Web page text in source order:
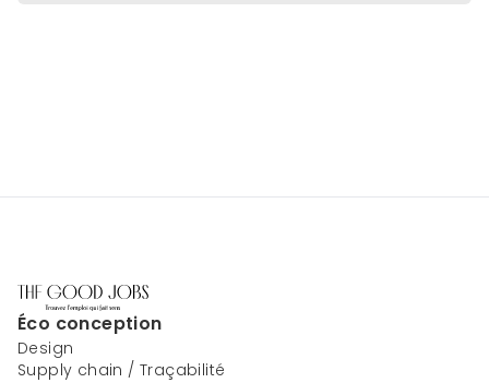
Éco conception
Design
Supply chain / Traçabilité